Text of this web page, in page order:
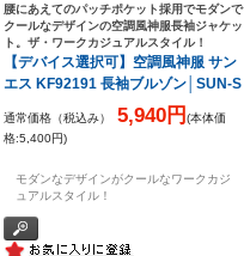
腰にあえてのパッチポケット採用でモダンで
クールなデザインの空調風神服長袖ジャケッ
ト。ザ・ワークカジュアルスタイル！
【デバイス選択可】空調風神服 サン
エス KF92191 長袖ブルゾン│SUN-S
通常価格（税込み） 5,940円(本体価
格:5,400円)
モダンなデザインがクールなワークカジ
ュアルスタイル！